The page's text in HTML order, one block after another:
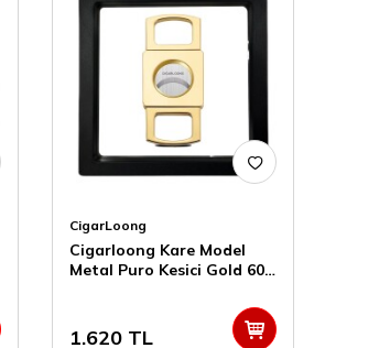
CigarLoong
Cigarloong Kare Model
Metal Puro Kesici Gold 60
1.620 TL